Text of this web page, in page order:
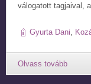
válogatott tagjaival,
Gyurta Dani